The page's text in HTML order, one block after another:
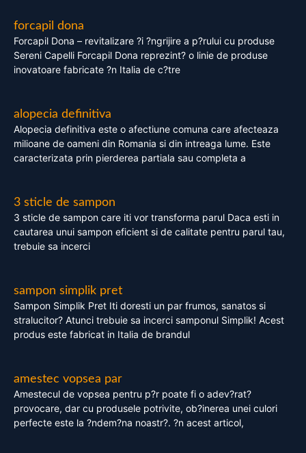
forcapil dona
Forcapil Dona – revitalizare ?i ?ngrijire a p?rului cu produse
Sereni Capelli Forcapil Dona reprezint? o linie de produse
inovatoare fabricate ?n Italia de c?tre
alopecia definitiva
Alopecia definitiva este o afectiune comuna care afecteaza
milioane de oameni din Romania si din intreaga lume. Este
caracterizata prin pierderea partiala sau completa a
3 sticle de sampon
3 sticle de sampon care iti vor transforma parul Daca esti in
cautarea unui sampon eficient si de calitate pentru parul tau,
trebuie sa incerci
sampon simplik pret
Sampon Simplik Pret Iti doresti un par frumos, sanatos si
stralucitor? Atunci trebuie sa incerci samponul Simplik! Acest
produs este fabricat in Italia de brandul
amestec vopsea par
Amestecul de vopsea pentru p?r poate fi o adev?rat?
provocare, dar cu produsele potrivite, ob?inerea unei culori
perfecte este la ?ndem?na noastr?. ?n acest articol,